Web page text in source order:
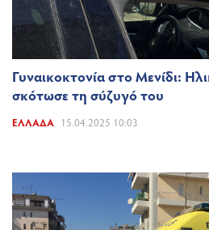
Γυναικοκτονία στο Μενίδι:
σκότωσε τη σύζυγό του
ΕΛΛΆΔΑ 15.04.2025 10:03